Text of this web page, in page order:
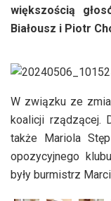
większością
Białousz i Piotr
W związku ze
koalicji rządzącej.
także Mariola
opozycyjnego
były burmistrz